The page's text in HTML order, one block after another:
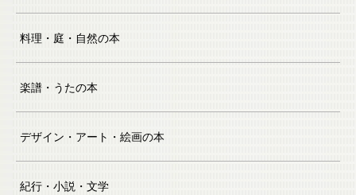
料理・庭・自然の本
楽譜・うたの本
デザイン・アート・絵画の本
紀行・小説・文学